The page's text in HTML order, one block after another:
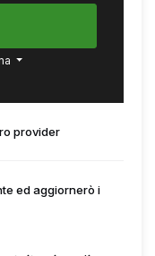
provider
ed aggiornerò i